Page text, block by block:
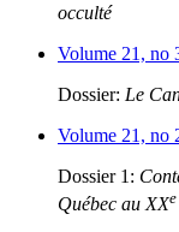
occulté
Volume 21, no
Dossier: Le
Volume 21, no
Dossier 1:
Québec au XXe